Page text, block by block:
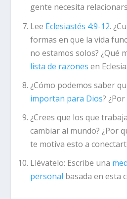
gente necesita
Lee Eclesiastés 4:9-12.
formas en que la vida
no estamos solos? ¿Qué
lista de razones en
¿Cómo podemos saber
importan para Dios?
¿Crees que los que
cambiar al mundo? ¿Por
te motiva esto a
Llévatelo: Escribe una
personal basada en esta